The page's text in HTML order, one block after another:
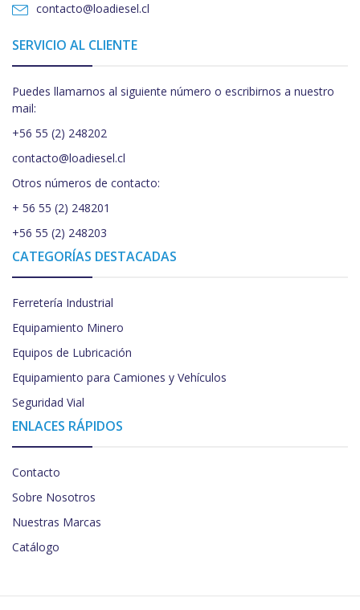
contacto@loadiesel.cl
SERVICIO AL CLIENTE
Puedes llamarnos al siguiente número o escribirnos a nuestro
mail:
+56 55 (2) 248202
contacto@loadiesel.cl
Otros números de contacto:
+ 56 55 (2) 248201
+56 55 (2) 248203
CATEGORÍAS DESTACADAS
Ferretería Industrial
Equipamiento Minero
Equipos de Lubricación
Equipamiento para Camiones y Vehículos
Seguridad Vial
ENLACES RÁPIDOS
Contacto
Sobre Nosotros
Nuestras Marcas
Catálogo